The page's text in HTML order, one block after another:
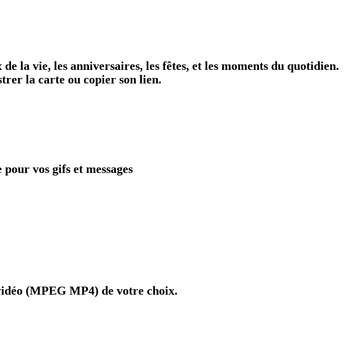
la vie, les anniversaires, les fêtes, et les moments du quotidien.
la carte ou copier son lien.
vos gifs et messages
(MPEG MP4) de votre choix.